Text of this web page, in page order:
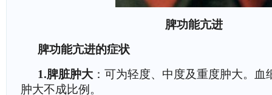
脾功能亢进
脾功能亢进的症状
1.脾脏肿大 ：可为轻度、中度及重度肿大。血
肿大不成比例。